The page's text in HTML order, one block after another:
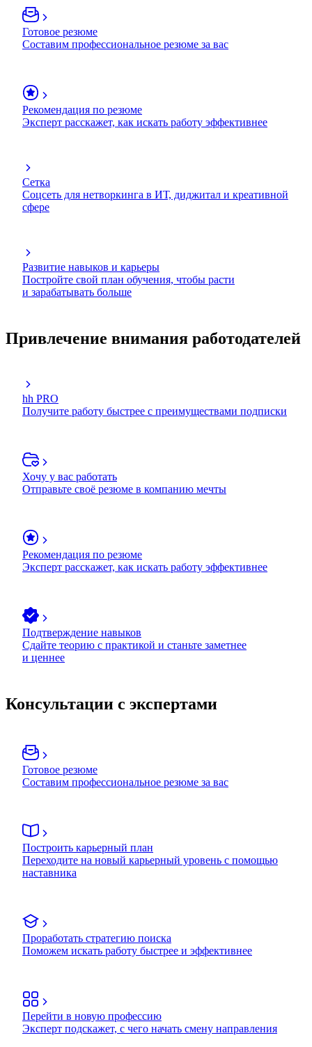
Готовое резюме
Составим профессиональное резюме за вас
Рекомендация по резюме
Эксперт расскажет, как искать работу эффективнее
Сетка
Соцсеть для нетворкинга в ИТ, диджитал и креативной
сфере
Развитие навыков и карьеры
Постройте свой план обучения, чтобы расти
и зарабатывать больше
Привлечение внимания работодателей
hh PRO
Получите работу быстрее с преимуществами подписки
Хочу у вас работать
Отправьте своё резюме в компанию мечты
Рекомендация по резюме
Эксперт расскажет, как искать работу эффективнее
Подтверждение навыков
Сдайте теорию с практикой и станьте заметнее
и ценнее
Консультации с экспертами
Готовое резюме
Составим профессиональное резюме за вас
Построить карьерный план
Переходите на новый карьерный уровень с помощью
наставника
Проработать стратегию поиска
Поможем искать работу быстрее и эффективнее
Перейти в новую профессию
Эксперт подскажет, с чего начать смену направления